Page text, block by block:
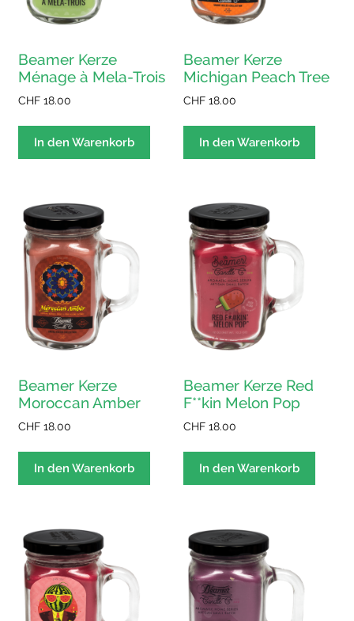
Beamer Kerze
Ménage à Mela-Trois
CHF 18.00
In den Warenkorb
Beamer Kerze
Michigan Peach Tree
CHF 18.00
In den Warenkorb
Beamer Kerze
Moroccan Amber
CHF 18.00
In den Warenkorb
Beamer Kerze Red
F**kin Melon Pop
CHF 18.00
In den Warenkorb